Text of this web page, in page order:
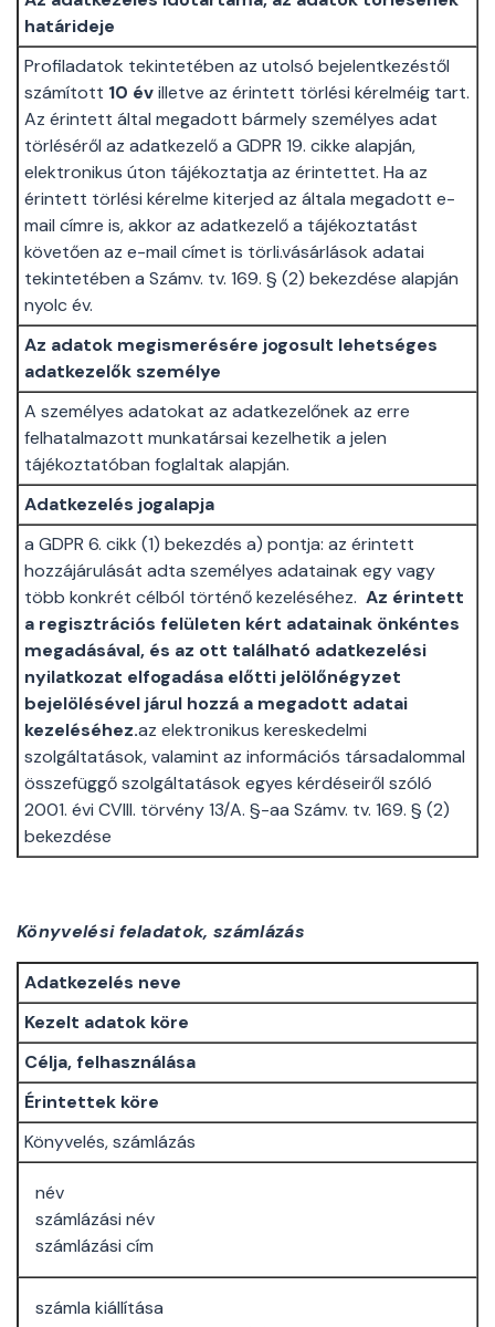
határideje
Profiladatok tekintetében az utolsó bejelentkezéstől
számított 10 évilletve az érintett törlési kérelméig tart.
Az érintett által megadott bármely személyes adat
törléséről az adatkezelő a GDPR 19. cikke alapján,
elektronikus úton tájékoztatja az érintettet. Ha az
érintett törlési kérelme kiterjed az általa megadott e-
mail címre is, akkor az adatkezelő a tájékoztatást
követően az e-mail címet is törli.vásárlások adatai
tekintetében a Számv. tv. 169. § (2) bekezdése alapján
nyolc év.
Az adatok megismerésére jogosult lehetséges
adatkezelők személye
A személyes adatokat az adatkezelőnek az erre
felhatalmazott munkatársai kezelhetik a jelen
tájékoztatóban foglaltak alapján.
Adatkezelés jogalapja
a GDPR 6. cikk (1) bekezdés a) pontja: az érintett
hozzájárulását adta személyes adatainak egy vagy
több konkrét célból történő kezeléséhez. Az érintett
a regisztrációs felületen kért adatainak önkéntes
megadásával, és az ott található adatkezelési
nyilatkozat elfogadása előtti jelölőnégyzet
bejelölésével járul hozzá a megadott adatai
kezeléséhez.az elektronikus kereskedelmi
szolgáltatások, valamint az információs társadalommal
összefüggő szolgáltatások egyes kérdéseiről szóló
2001. évi CVIII. törvény 13/A. §-aa Számv. tv. 169. § (2)
bekezdése
Könyvelési feladatok, számlázás
Adatkezelés neve
Kezelt adatok köre
Célja, felhasználása
Érintettek köre
Könyvelés, számlázás
név
számlázási név
számlázási cím
számla kiállítása